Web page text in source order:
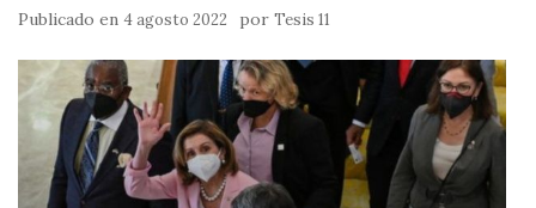
Publicado en 4 agosto 2022 por Tesis 11